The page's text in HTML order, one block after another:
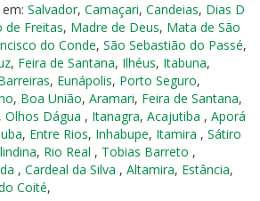
Salvador, Camaçari, Candeias, Dias D
de Freitas, Madre de Deus, Mata de São
do Conde, São Sebastião do Passé,
, Feira de Santana, Ilhéus, Itabuna,
, Eunápolis, Porto Seguro,
, Boa União, Aramari, Feira de Santana,
, Olhos Dágua , Itanagra, Acajutiba , Aporá
, Entre Rios, Inhabupe, Itamira , Sátiro
, Rio Real , Tobias Barreto ,
, Cardeal da Silva , Altamira, Estância,
Coité,